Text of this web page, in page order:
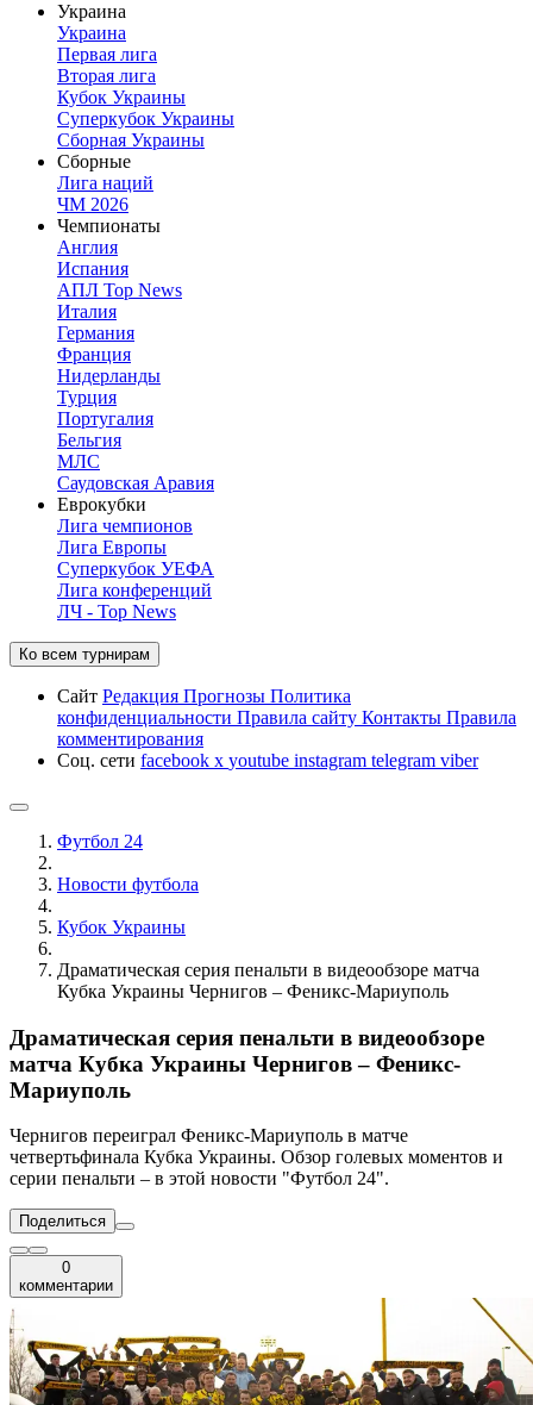
Украина
Украина
Первая лига
Вторая лига
Кубок Украины
Суперкубок Украины
Сборная Украины
Сборные
Лига наций
ЧМ 2026
Чемпионаты
Англия
Испания
АПЛ Top News
Италия
Германия
Франция
Нидерланды
Турция
Португалия
Бельгия
МЛС
Саудовская Аравия
Еврокубки
Лига чемпионов
Лига Европы
Суперкубок УЕФА
Лига конференций
ЛЧ - Top News
Ко всем турнирам
Сайт Редакция Прогнозы Политика
конфиденциальности Правила сайту Контакты Правила
комментирования
Соц. сети facebook x youtube instagram telegram viber
Футбол 24
Новости футбола
Кубок Украины
Драматическая серия пенальти в видеообзоре матча
Кубка Украины Чернигов – Феникс-Мариуполь
Драматическая серия пенальти в видеообзоре
матча Кубка Украины Чернигов – Феникс-
Мариуполь
Чернигов переиграл Феникс-Мариуполь в матче
четвертьфинала Кубка Украины. Обзор голевых моментов и
серии пенальти – в этой новости "Футбол 24".
Поделиться
0
комментарии